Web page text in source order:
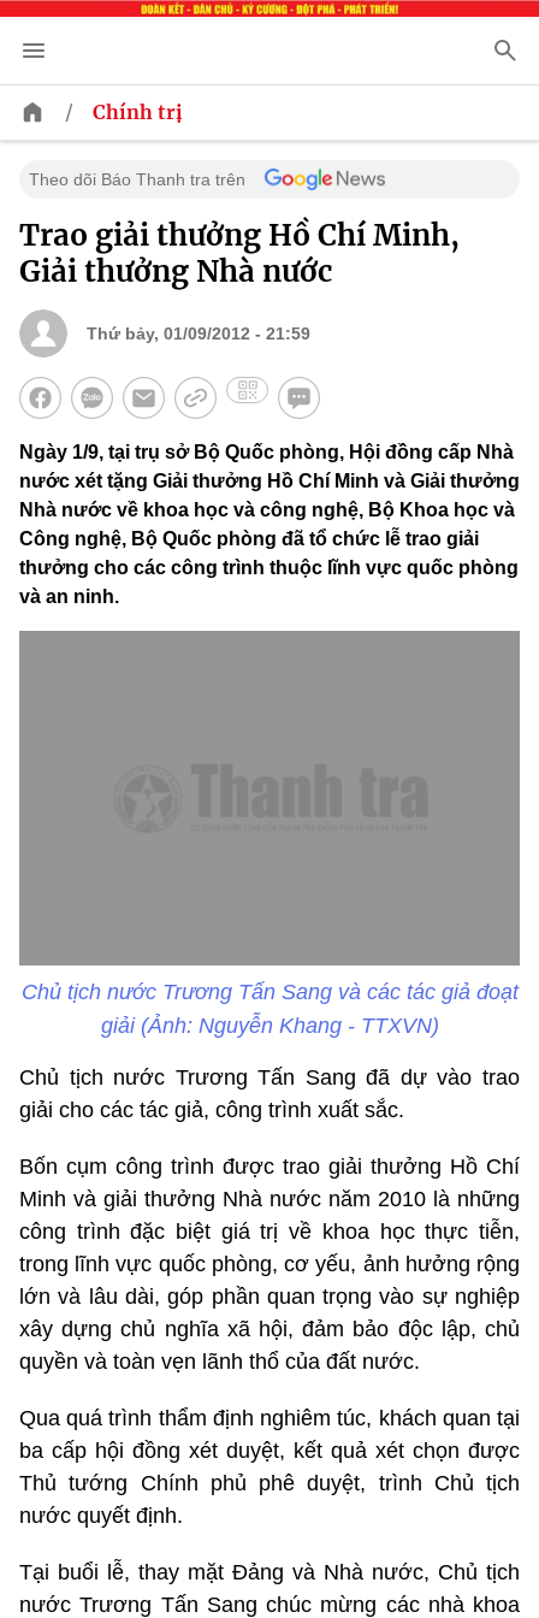
/ Chính trị
Theo dõi Báo Thanh tra trên
Trao giải thưởng Hồ Chí Minh,
Giải thưởng Nhà nước
Thứ bảy, 01/09/2012 - 21:59
Ngày 1/9, tại trụ sở Bộ Quốc phòng, Hội đồng cấp Nhà
nước xét tặng Giải thưởng Hồ Chí Minh và Giải thưởng
Nhà nước về khoa học và công nghệ, Bộ Khoa học và
Công nghệ, Bộ Quốc phòng đã tổ chức lễ trao giải
thưởng cho các công trình thuộc lĩnh vực quốc phòng
và an ninh.
Chủ tịch nước Trương Tấn Sang và các tác giả đoạt
giải (Ảnh: Nguyễn Khang - TTXVN)
Chủ tịch nước Trương Tấn Sang đã dự vào trao
giải cho các tác giả, công trình xuất sắc.
Bốn cụm công trình được trao giải thưởng Hồ Chí
Minh và giải thưởng Nhà nước năm 2010 là những
công trình đặc biệt giá trị về khoa học thực tiễn,
trong lĩnh vực quốc phòng, cơ yếu, ảnh hưởng rộng
lớn và lâu dài, góp phần quan trọng vào sự nghiệp
xây dựng chủ nghĩa xã hội, đảm bảo độc lập, chủ
quyền và toàn vẹn lãnh thổ của đất nước.
Qua quá trình thẩm định nghiêm túc, khách quan tại
ba cấp hội đồng xét duyệt, kết quả xét chọn được
Thủ tướng Chính phủ phê duyệt, trình Chủ tịch
nước quyết định.
Tại buổi lễ, thay mặt Đảng và Nhà nước, Chủ tịch
nước Trương Tấn Sang chúc mừng các nhà khoa